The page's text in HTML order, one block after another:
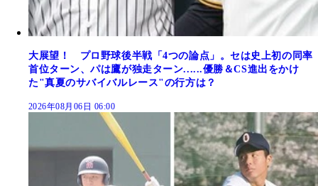
大展望！ プロ野球後半戦「4つの論点」。セは史上初の同率
首位ターン、パは鷹が独走ターン......優勝＆CS進出をかけ
た"真夏のサバイバルレース"の行方は？
2026年08月06日 06:00